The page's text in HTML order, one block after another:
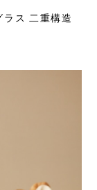
ス 二重構造